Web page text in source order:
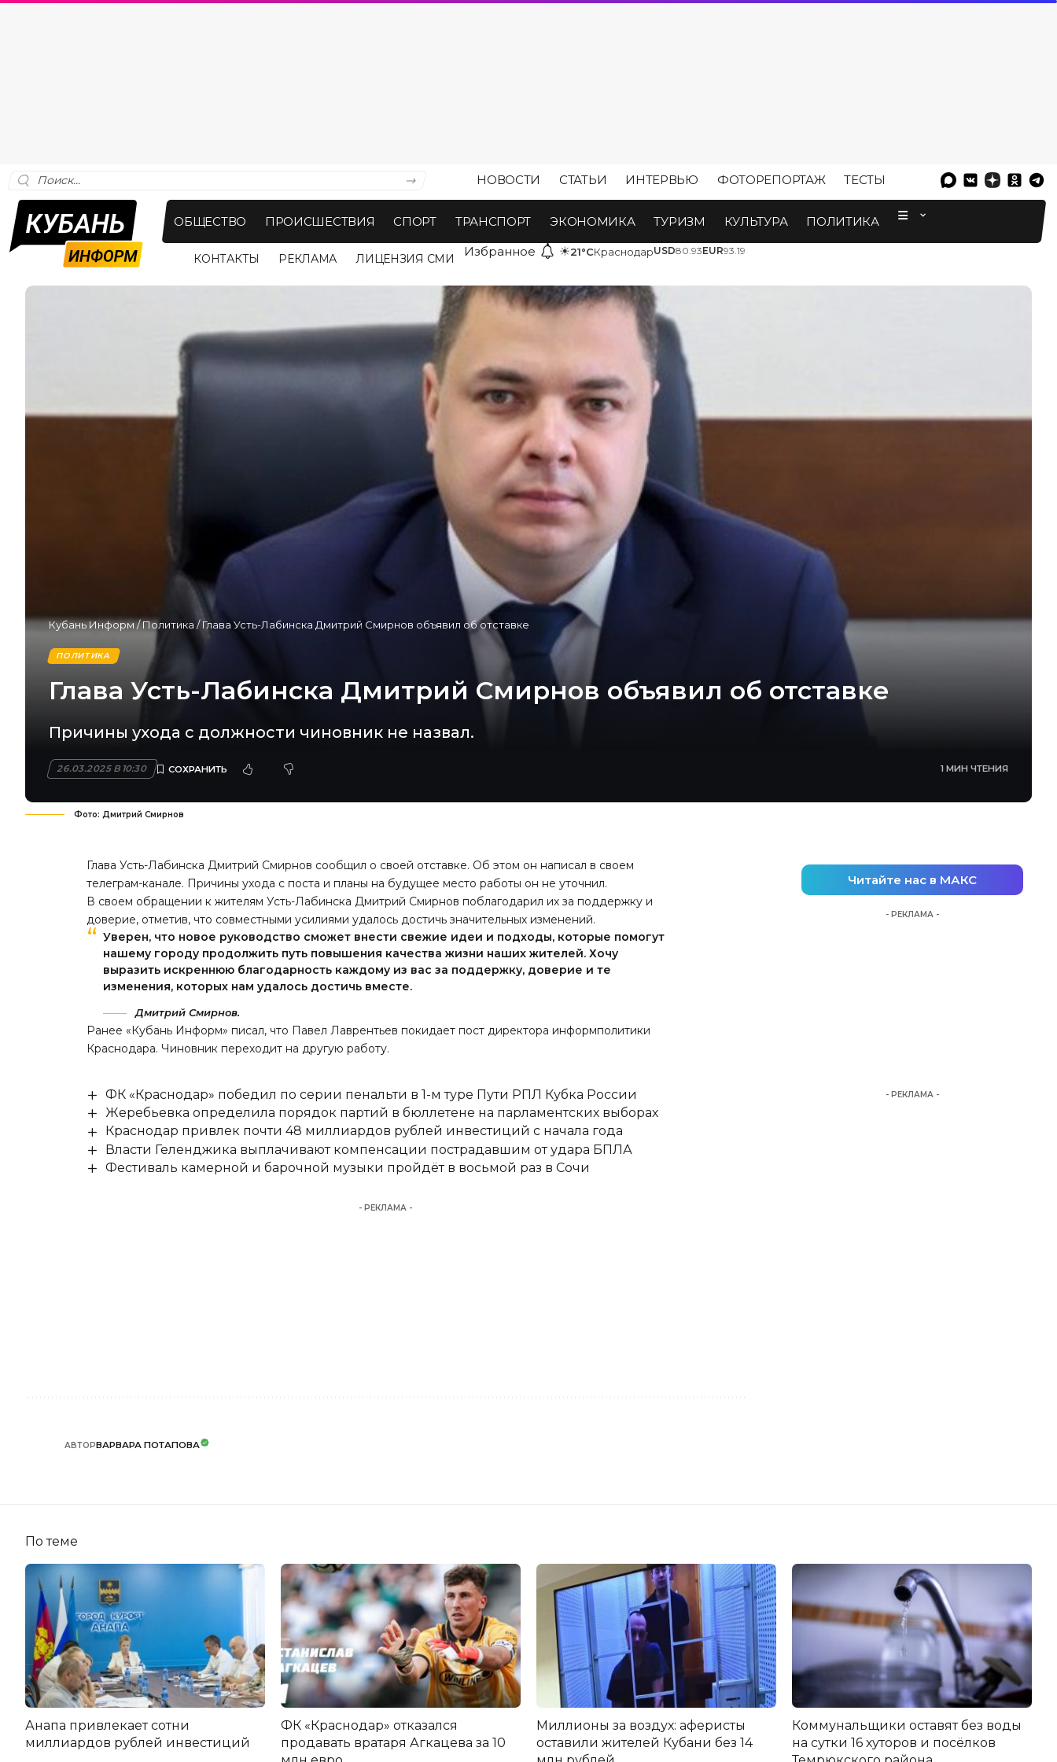
НОВОСТИ СТАТЬИ ИНТЕРВЬЮ ФОТОРЕПОРТАЖ ТЕСТЫ
ОБЩЕСТВО ПРОИСШЕСТВИЯ СПОРТ ТРАНСПОРТ ЭКОНОМИКА ТУРИЗМ КУЛЬТУРА ПОЛИТИКА
КОНТАКТЫ РЕКЛАМА ЛИЦЕНЗИЯ СМИ Избранное ☀21°CКраснодарUSD80.93EUR93.19
Кубань Информ/Политика /Глава Усть-Лабинска Дмитрий Смирнов объявил об отставке
ПОЛИТИКА
Глава Усть-Лабинска Дмитрий Смирнов объявил об отставке
Причины ухода с должности чиновник не назвал.
26.03.2025 В 10:30 1 МИН ЧТЕНИЯ
Фото: Дмитрий Смирнов
Глава Усть-Лабинска Дмитрий Смирнов сообщил о своей отставке. Об этом он написал в своем
телеграм-канале. Причины ухода с поста и планы на будущее место работы он не уточнил.
В своем обращении к жителям Усть-Лабинска Дмитрий Смирнов поблагодарил их за поддержку и
доверие, отметив, что совместными усилиями удалось достичь значительных изменений.
Уверен, что новое руководство сможет внести свежие идеи и подходы, которые помогут
нашему городу продолжить путь повышения качества жизни наших жителей. Хочу
выразить искреннюю благодарность каждому из вас за поддержку, доверие и те
изменения, которых нам удалось достичь вместе.
Дмитрий Смирнов.
Ранее «Кубань Информ» писал, что Павел Лаврентьев покидает пост директора информполитики
Краснодара. Чиновник переходит на другую работу.
ФК «Краснодар» победил по серии пенальти в 1-м туре Пути РПЛ Кубка России
Жеребьевка определила порядок партий в бюллетене на парламентских выборах
Краснодар привлек почти 48 миллиардов рублей инвестиций с начала года
Власти Геленджика выплачивают компенсации пострадавшим от удара БПЛА
Фестиваль камерной и барочной музыки пройдёт в восьмой раз в Сочи
- РЕКЛАМА -
АВТОРВАРВАРА ПОТАПОВА
Читайте нас в МАКС
- РЕКЛАМА -
- РЕКЛАМА -
По теме
Анапа привлекает сотни
миллиардов рублей инвестиций
ФК «Краснодар» отказался
продавать вратаря Агкацева за 10
Миллионы за воздух: аферисты
оставили жителей Кубани без 14
Коммунальщики оставят без воды
на сутки 16 хуторов и посёлков